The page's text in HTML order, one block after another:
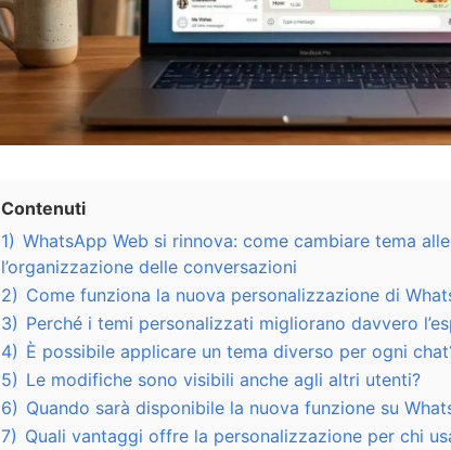
Contenuti
1) WhatsApp Web si rinnova: come cambiare tema
l’organizzazione delle conversazioni
2) Come funziona la nuova personalizzazione di
3) Perché i temi personalizzati migliorano davvero
4) È possibile applicare un tema diverso per ogni
5) Le modifiche sono visibili anche agli altri utenti?
6) Quando sarà disponibile la nuova funzione su
7) Quali vantaggi offre la personalizzazione per chi